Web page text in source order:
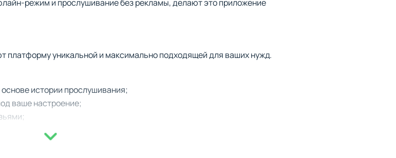
режим и прослушивание без рекламы, делают это приложение
платформу уникальной и максимально подходящей для ваших нужд.
истории прослушивания;
ваше настроение;
музыкой.